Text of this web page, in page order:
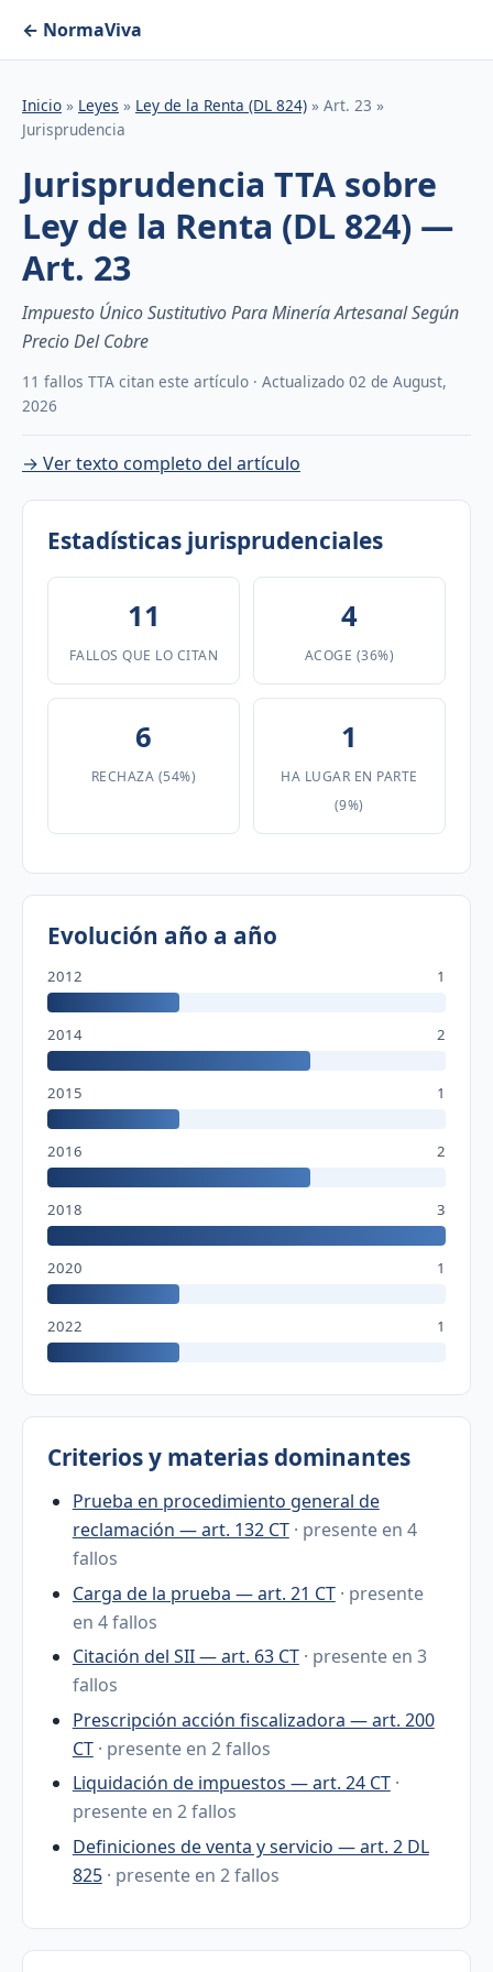
← NormaViva
Inicio » Leyes » Ley de la Renta (DL 824) » Art. 23 »
Jurisprudencia
Jurisprudencia TTA sobre
Ley de la Renta (DL 824) —
Art. 23
Impuesto Único Sustitutivo Para Minería Artesanal Según
Precio Del Cobre
11 fallos TTA citan este artículo · Actualizado 02 de August,
2026
→ Ver texto completo del artículo
Estadísticas jurisprudenciales
11
FALLOS QUE LO CITAN
4
ACOGE (36%)
6
RECHAZA (54%)
1
HA LUGAR EN PARTE
(9%)
Evolución año a año
2012 1
2014 2
2015 1
2016 2
2018 3
2020 1
2022 1
Criterios y materias dominantes
Prueba en procedimiento general de
reclamación — art. 132 CT · presente en 4
fallos
Carga de la prueba — art. 21 CT · presente
en 4 fallos
Citación del SII — art. 63 CT · presente en 3
fallos
Prescripción acción fiscalizadora — art. 200
CT · presente en 2 fallos
Liquidación de impuestos — art. 24 CT ·
presente en 2 fallos
Definiciones de venta y servicio — art. 2 DL
825 · presente en 2 fallos